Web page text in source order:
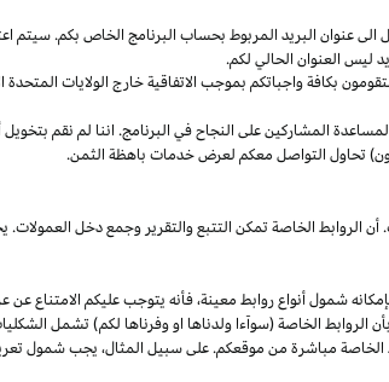
عنوان البريد المربوط بحساب البرنامج الخاص بكم. سيتم
ليس العنوان الحالي لكم.
بكافة واجباتكم بموجب الاتفاقيةخارج الولايات المتحدة
المشاركين على النجاح في البرنامج. اننا لم نقم
تحاول التواصل معكم لعرض خدمات باهظة الثمن.
الروابط الخاصة تمكن التتبع والتقرير وجمع دخل
شمول أنواع روابط معينة،فأنه يتوجب عليكم الامتناع عن
الروابط الخاصة (سوآءا ولدناها او وفرناها لكم) تشمل
الخاصة مباشرة من موقعكم. على سبيل المثال،يجب شمول